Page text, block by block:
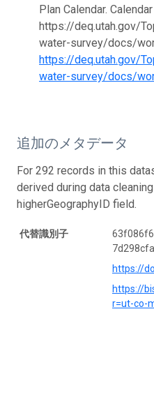
Plan Calendar.
https://deq.utah.gov/
water-survey/docs/
https://deq.utah.gov/
water-survey/docs/
追加のメタデータ
For 292 records in this
derived during data
higherGeographyID field.
代替識別子
https://
https://
r=ut-co-